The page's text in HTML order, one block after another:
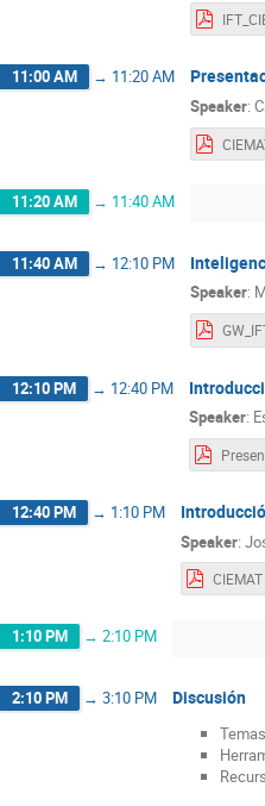
11:00 AM → 11:20 AM
Speaker:
11:20 AM → 11:40 AM
11:40 AM → 12:10 PM
Speaker:
12:10 PM → 12:40 PM
Speaker:
12:40 PM → 1:10 PM
Speaker:
1:10 PM → 2:10 PM
2:10 PM → 3:10 PM Discusión